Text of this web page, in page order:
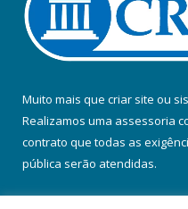
Muito mais que criar site ou
Realizamos uma assessoria
contrato que todas as
pública serão atendidas.